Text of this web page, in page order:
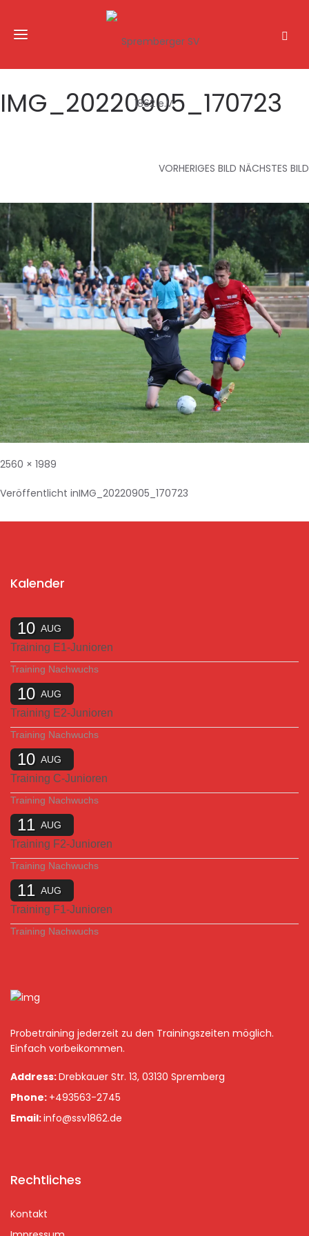
IMG_20220905_170723
VORHERIGES BILD NÄCHSTES BILD
2560 × 1989
Veröffentlicht inIMG_20220905_170723
Kalender
10 AUG
Training E1-Junioren
Training Nachwuchs
10 AUG
Training E2-Junioren
Training Nachwuchs
10 AUG
Training C-Junioren
Training Nachwuchs
11 AUG
Training F2-Junioren
Training Nachwuchs
11 AUG
Training F1-Junioren
Training Nachwuchs
Probetraining jederzeit zu den Trainingszeiten möglich.
Einfach vorbeikommen.
Address:Drebkauer Str. 13, 03130 Spremberg
Phone: +493563-2745
Email:info@ssv1862.de
Rechtliches
Kontakt